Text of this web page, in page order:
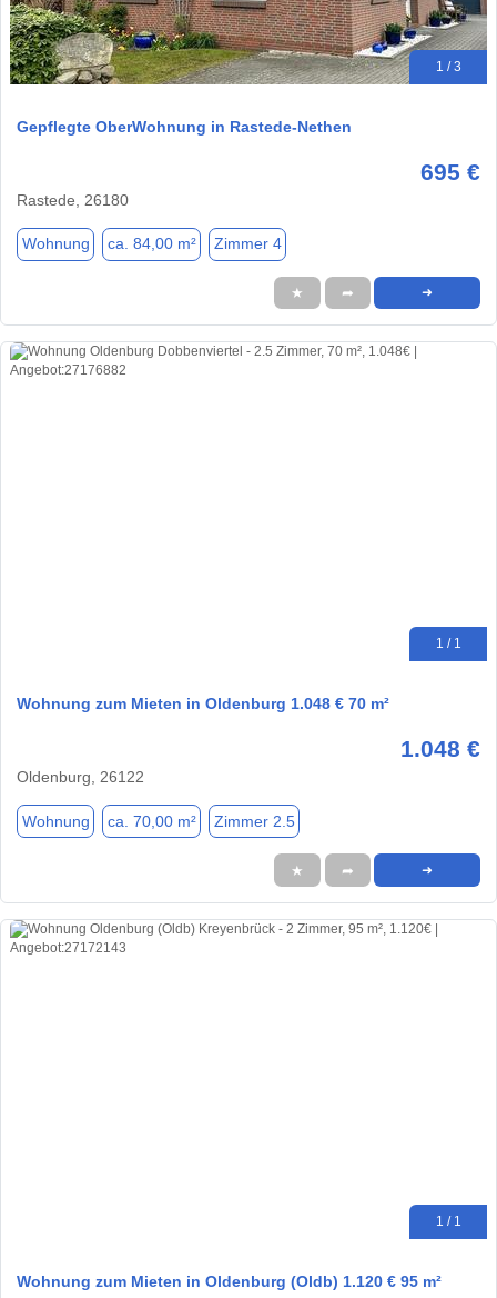
1 / 3
Gepflegte OberWohnung in Rastede-Nethen
695 €
Rastede, 26180
Wohnung ca. 84,00 m² Zimmer 4
★ ➦ ➜
1 / 1
Wohnung zum Mieten in Oldenburg 1.048 € 70 m²
1.048 €
Oldenburg, 26122
Wohnung ca. 70,00 m² Zimmer 2.5
★ ➦ ➜
1 / 1
Wohnung zum Mieten in Oldenburg (Oldb) 1.120 € 95 m²